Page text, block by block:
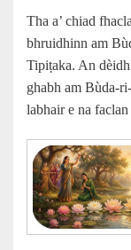
Tha a’ chiad
bhruidhinn am
Tipiṭaka. An
ghabh am Bùda-
labhair e na faclan